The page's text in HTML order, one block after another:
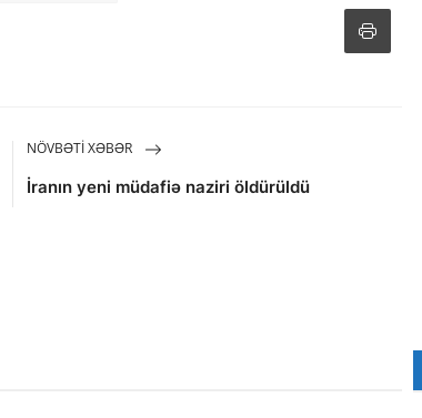
NÖVBƏTI XƏBƏR
İranın yeni müdafiə naziri öldürüldü